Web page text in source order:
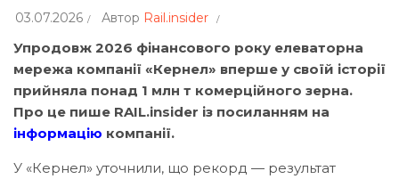
03.07.2026 Автор Rail.insider
Упродовж 2026 фінансового року елеваторна
мережа компанії «Кернел» вперше у своїй історії
прийняла понад 1 млн т комерційного зерна.
Про це пише RAIL.insider із посиланням на
інформацію компанії.
У «Кернел» уточнили, що рекорд — результат